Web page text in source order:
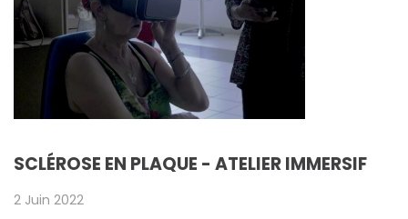
SCLÉROSE EN PLAQUE - ATELIER IMMERSIF
2 Juin 2022